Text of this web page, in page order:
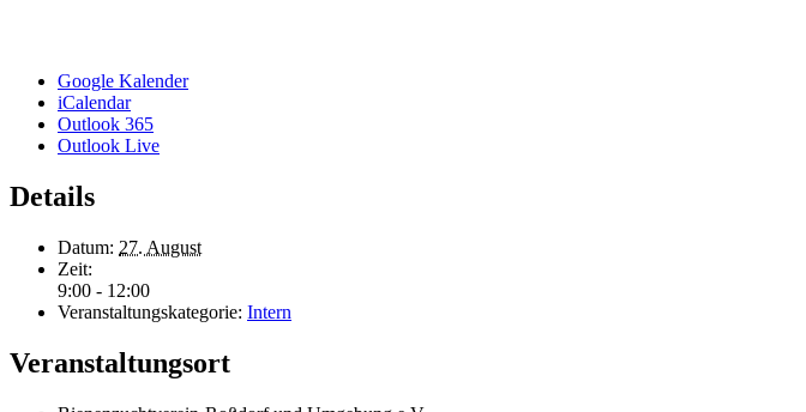
Google Kalender
iCalendar
Outlook 365
Outlook Live
Details
Datum: 27. August
Zeit:
9:00 - 12:00
Veranstaltungskategorie: Intern
Veranstaltungsort